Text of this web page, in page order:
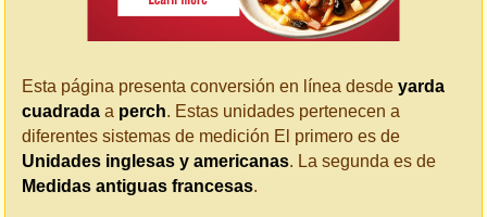
Esta página presenta conversión en línea desde yarda
cuadrada a perch. Estas unidades pertenecen a
diferentes sistemas de medición El primero es de
Unidades inglesas y americanas. La segunda es de
Medidas antiguas francesas.